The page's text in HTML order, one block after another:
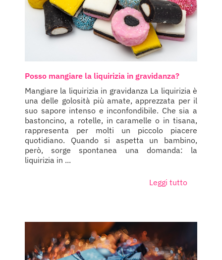
Posso mangiare la liquirizia in gravidanza?
Mangiare la liquirizia in gravidanza La liquirizia è
una delle golosità più amate, apprezzata per il
suo sapore intenso e inconfondibile. Che sia a
bastoncino, a rotelle, in caramelle o in tisana,
rappresenta per molti un piccolo piacere
quotidiano. Quando si aspetta un bambino,
però, sorge spontanea una domanda: la
liquirizia in ...
Leggi tutto